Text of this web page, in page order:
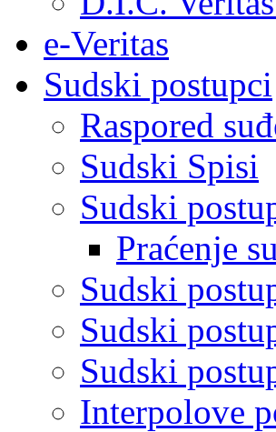
e-Veritas
Sudski postupci
Raspored
Sudski Spisi
Sudski
Praćenje
Sudski
Sudski
Sudski
Interpolove